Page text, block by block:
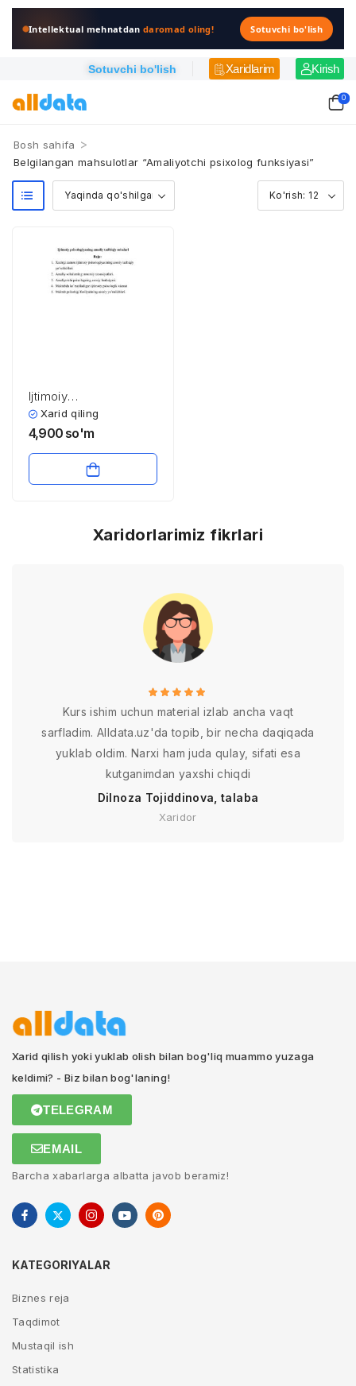
Intellektual mehnatdandaromad oling! Sotuvchi bo'lish
Sotuvchi bo'lish Xaridlarim Kirish
0
Bosh sahifa >
Belgilangan mahsulotlar “Amaliyotchi psixolog funksiyasi”
Ijtimoiy
psixologiyaning amaliy
tadbiqiy sohalari
Xarid qiling
4,900 so'm
Xaridorlarimiz fikrlari
Kurs ishim uchun material izlab ancha vaqt
sarfladim. Alldata.uz'da topib, bir necha daqiqada
yuklab oldim. Narxi ham juda qulay, sifati esa
kutganimdan yaxshi chiqdi
Dilnoza Tojiddinova, talaba
Xaridor
Xarid qilish yoki yuklab olish bilan bog'liq muammo yuzaga
keldimi? - Biz bilan bog'laning!
TELEGRAM
EMAIL
Barcha xabarlarga albatta javob beramiz!
KATEGORIYALAR
Biznes reja
Taqdimot
Mustaqil ish
Statistika